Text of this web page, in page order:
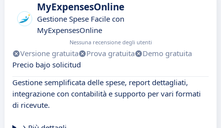
MyExpensesOnline
Gestione Spese Facile con
MyExpensesOnline
Nessuna recensione degli utenti
Versione gratuita Prova gratuita
Demo gratuita
Precio bajo solicitud
Gestione semplificata delle spese, report dettagliati,
integrazione con contabilità e supporto per vari formati
di ricevute.